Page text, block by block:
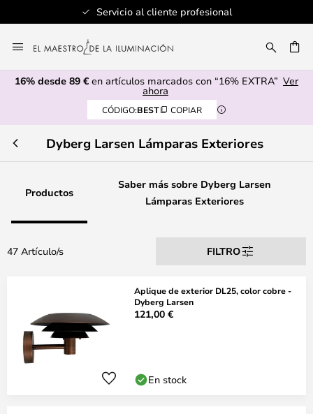
Servicio al cliente profesional
al
contenido
16% desde 89 € en artículos marcados con “16% EXTRA” Ver
ahora
CÓDIGO:BEST COPIAR
Dyberg Larsen Lámparas Exteriores
Productos
Saber más sobre Dyberg Larsen
Lámparas Exteriores
47 Artículo/s FILTRO
Aplique de exterior DL25, color cobre -
Dyberg Larsen
121,00 €
En stock